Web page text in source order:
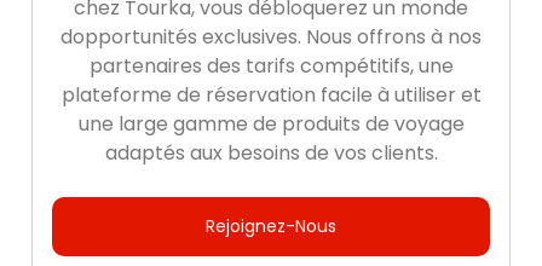
chez Tourka, vous débloquerez un monde
dopportunités exclusives. Nous offrons à nos
partenaires des tarifs compétitifs, une
plateforme de réservation facile à utiliser et
une large gamme de produits de voyage
adaptés aux besoins de vos clients.
Rejoignez-Nous